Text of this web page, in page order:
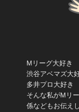
Mリーグ大好き
渋谷アベマズ大
多井プロ大好き
そんな私がMリ
係などもお伝え